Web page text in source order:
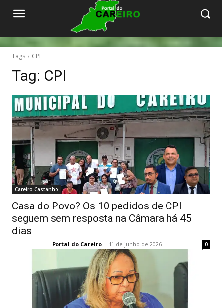
Tags CPI
Tag: CPI
Careiro Castanho
Casa do Povo? Os 10 pedidos de CPI
seguem sem resposta na Câmara há 45
dias
Portal do Careiro - 11 de junho de 2026 0